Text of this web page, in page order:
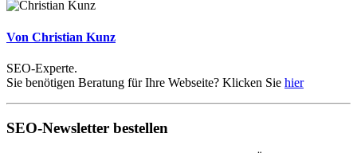
Von Christian Kunz
SEO-Experte.
Sie benötigen Beratung für Ihre Webseite? Klicken Sie hier
SEO-Newsletter bestellen